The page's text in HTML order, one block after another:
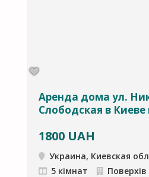
Аренда дома ул.
Слободская в Киеве
1800 UAH
Украина, Киевская
5 кімнат
Поверхів